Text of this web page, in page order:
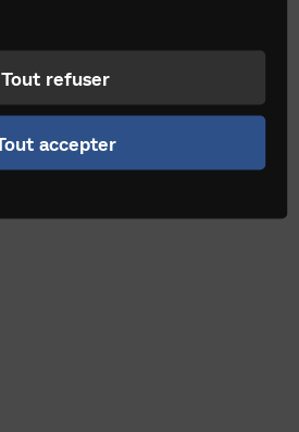
Tout refuser
accepter